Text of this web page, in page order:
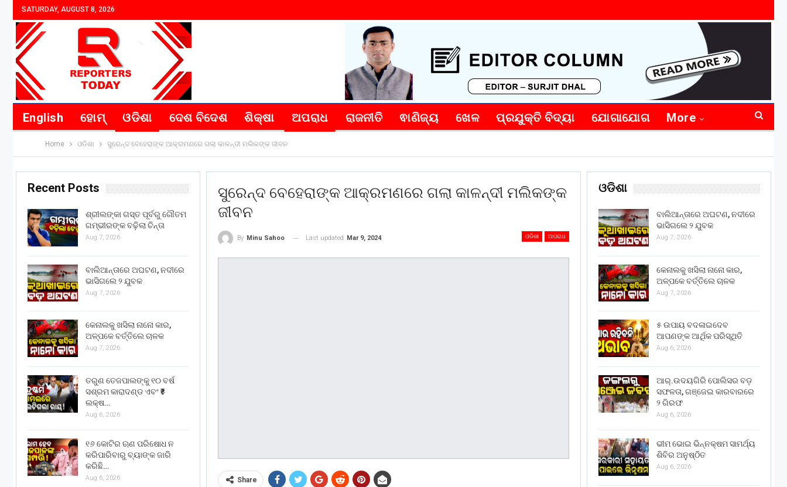
SATURDAY, AUGUST 8, 2026
English ହୋମ୍ ଓଡିଶା ଦେଶ ବିଦେଶ ଶିକ୍ଷା ଅପରାଧ ରାଜନୀତି ଵାଣିଜ୍ୟ ଖେଳ ପ୍ରଯୁକ୍ତି ବିଦ୍ୟା ଯୋଗାଯୋଗ More
Home ଓଡିଶା ସୁରେନ୍ଦ ବେହେରାଙ୍କ ଆକ୍ରମଣରେ ଗଲା କାଳନ୍ଦୀ ମଲିକଙ୍କ ଜୀବନ
ସୁରେନ୍ଦ ବେହେରାଙ୍କ ଆକ୍ରମଣରେ ଗଲା କାଳନ୍ଦୀ ମଲିକଙ୍କ
ଜୀବନ
ଓଡିଶା ଅପରାଧ
By Minu Sahoo Last updated Mar 9, 2024
Share
ଓଡିଶା
ବାଲିଆନ୍ତାରେ ଅଘଟଣ, ନଦୀରେ
ଭାସିଗଲେ ୨ ଯୁବକ
Aug 7, 2026
କେନାଲକୁ ଖସିଲା ନାନୋ କାର,
ଅଳ୍ପକେ ବର୍ତ୍ତିଲେ ଚାଳକ
Aug 7, 2026
୫ ଉପାୟ ବଦଳାଇଦେବ
ଆପଣଙ୍କ ଆର୍ଥିକ ପରିସ୍ଥିତି
Aug 6, 2026
ଆର୍.ଉଦୟଗିରି ପୋଲିସର ବଡ଼
ସଫଳତା, ଗଞ୍ଜେଇ କାରବାରରେ
୨ ଗିରଫ
Aug 6, 2026
ଭୀମ ଭୋଇ ଭିନ୍ନକ୍ଷମ ସାମର୍ଥ୍ୟ
ଶିବିର ଅନୁଷ୍ଠିତ
Aug 6, 2026
Recent Posts
ଶ୍ରୀଲଙ୍କା ଗସ୍ତ ପୂର୍ବରୁ ଗୌତମ
ଗମ୍ଭୀରଙ୍କ ବଢ଼ିଲା ଚିନ୍ତା
Aug 7, 2026
ବାଲିଆନ୍ତାରେ ଅଘଟଣ, ନଦୀରେ
ଭାସିଗଲେ ୨ ଯୁବକ
Aug 7, 2026
କେନାଲକୁ ଖସିଲା ନାନୋ କାର,
ଅଳ୍ପକେ ବର୍ତ୍ତିଲେ ଚାଳକ
Aug 7, 2026
ତରୁଣ ତେଜପାଲଙ୍କୁ ୧୦ ବର୍ଷ
ସଶ୍ରମ କାରାଦଣ୍ଡ ଏବଂ ₹୫
ଲକ୍ଷ…
Aug 6, 2026
୧୬ କୋଟିର ଋଣ ପରିଷୋଧ ନ
କରିପାରିବାରୁ ବ୍ୟାଙ୍କ ଜାରି
କରିଛି…
Aug 6, 2026